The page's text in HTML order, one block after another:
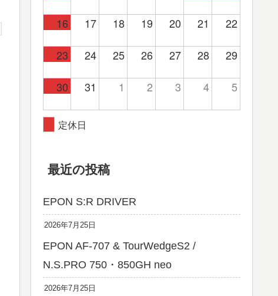
16 17 18 19 20 21 22
23 24 25 26 27 28 29
30 31 1 2 3 4 5
定休日
最近の投稿
EPON S:R DRIVER
2026年7月25日
EPON AF-707 & TourWedgeS2 /
N.S.PRO 750・850GH neo
2026年7月25日